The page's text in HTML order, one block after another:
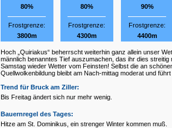
80%
Frostgrenze:
3800m
80%
Frostgrenze:
4300m
90%
Frostgrenze:
4400m
Hoch „Quiriakus“ beherrscht weiterhin ganz allein unser
männlich benanntes Tief auszumachen, das ihr dies
Samstag wieder Wetter vom Feinsten! Selbst die an
Quellwolkenbildung bleibt am Nach-mittag moderat und
Trend fürBruck am Ziller:
Bis Freitag ändert sich nur mehr wenig.
Bauernregel des Tages:
Hitze am St. Dominikus, ein strenger Winter kommen muß.